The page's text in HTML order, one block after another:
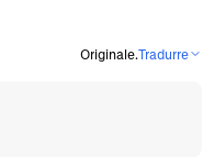
Originale.Tradurre